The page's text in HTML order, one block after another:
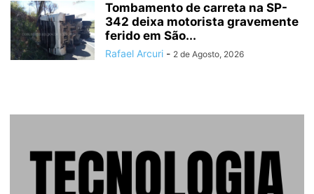
Tombamento de carreta na SP-
342 deixa motorista gravemente
ferido em São...
Rafael Arcuri - 2 de Agosto, 2026